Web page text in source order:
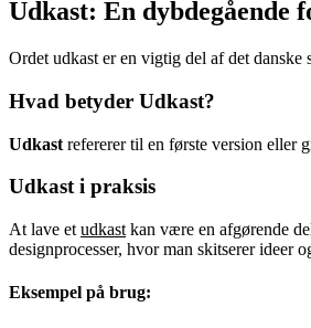
Udkast: En dybdegående
Ordet udkast er en vigtig del af det
Hvad betyder Udkast?
Udkast refererer til en første version eller
Udkast i praksis
At lave et udkast kan være en afgørende
designprocesser, hvor man skitserer ideer
Eksempel på brug: